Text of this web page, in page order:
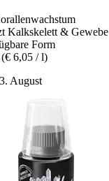
Kalkskelett & Gewebe
Form
(€ 6,05 / l)
August